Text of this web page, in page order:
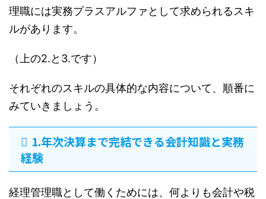
理職には実務プラスアルファとして求められるスキ
ルがあります。
（上の2.と3.です）
それぞれのスキルの具体的な内容について、順番に
みていきましょう。
1.年次決算まで完結できる会計知識と実務
経験
経理管理職として働くためには、何よりも会計や税